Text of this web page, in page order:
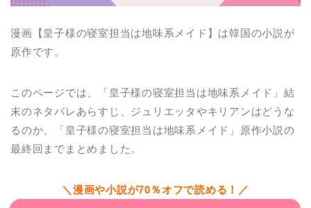
漫画【皇子様の寝室担当は地味系メイド】は韓国の小説が
原作です。
このページでは、「皇子様の寝室担当は地味系メイド」結
末のネタバレあらすじ、ジュリエッタやキリアンはどうな
るのか、「皇子様の寝室担当は地味系メイド」原作小説の
最終回までまとめました。
＼漫画や小説が70％オフで読める！／